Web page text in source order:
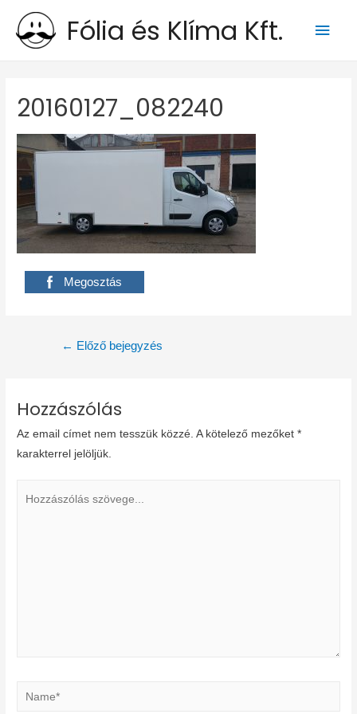
Fólia és Klíma Kft.
Main
20160127_082240
Megosztás
Bejegyzés
← Előző bejegyzés
Hozzászólás
Az email címet nem tesszük közzé. A kötelező mezőket*
karakterrel jelöljük.
Name*